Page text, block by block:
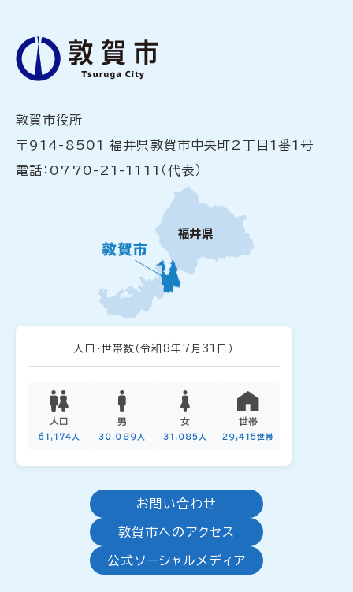
敦賀市役所
〒914-8501 福井県敦賀市中央町2丁目1番1号
電話：0770-21-1111（代表）
人口・世帯数 （令和8年7月31日）
人口
61,174人
男
30,089人
女
31,085人
世帯
29,415世帯
お問い合わせ
敦賀市へのアクセス
公式ソーシャルメディア